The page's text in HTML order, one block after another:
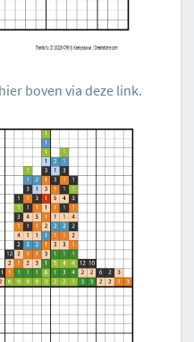
boven via deze link.